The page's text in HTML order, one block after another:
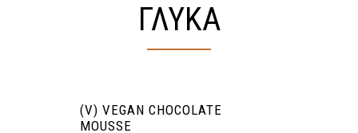
ΓΛΥΚΑ
(V) VEGAN CHOCOLATE
MOUSSE